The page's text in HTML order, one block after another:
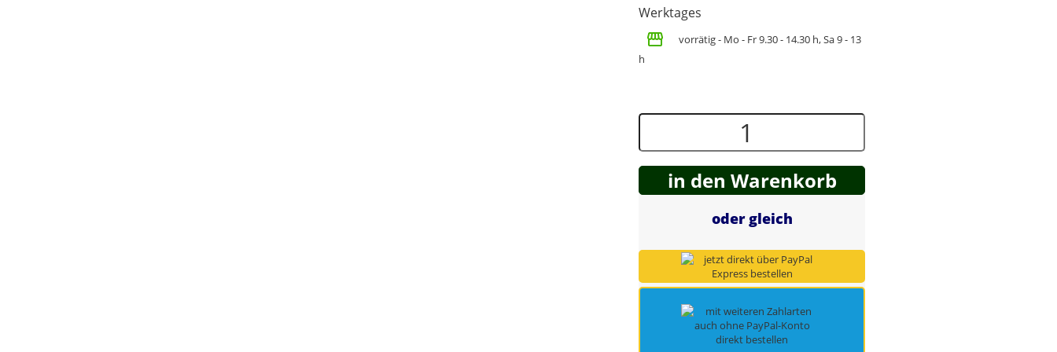
Werktages
vorrätig - Mo - Fr 9.30 - 14.30 h, Sa 9 - 13
h
in den Warenkorb
oder gleich